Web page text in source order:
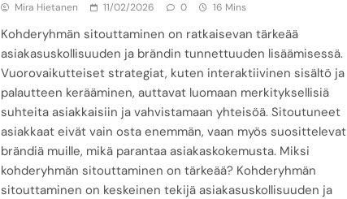
Mira Hietanen 11/02/2026 0 16 Mins
Kohderyhmän sitouttaminen on ratkaisevan tärkeää
asiakasuskollisuuden ja brändin tunnettuuden lisäämisessä.
Vuorovaikutteiset strategiat, kuten interaktiivinen sisältö ja
palautteen kerääminen, auttavat luomaan merkityksellisiä
suhteita asiakkaisiin ja vahvistamaan yhteisöä. Sitoutuneet
asiakkaat eivät vain osta enemmän, vaan myös suosittelevat
brändiä muille, mikä parantaa asiakaskokemusta. Miksi
kohderyhmän sitouttaminen on tärkeää? Kohderyhmän
sitouttaminen on keskeinen tekijä asiakasuskollisuuden ja